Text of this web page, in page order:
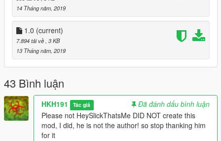
14 Tháng năm, 2019
1.0 (current)
7.894 tải về, 3 KB
13 Tháng năm, 2019
43 Bình luận
HKH191 Tác giả
Đã đánh dấu bình luận
Please not HeySlickThatsMe DID NOT create this
mod, I did, he is not the author! so stop thanking him
for it